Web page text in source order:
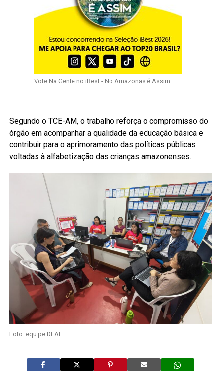
Vote Na Gente no iBest - No Amazonas é Assim
Segundo o TCE-AM, o trabalho reforça o compromisso do
órgão em acompanhar a qualidade da educação básica e
contribuir para o aprimoramento das políticas públicas
voltadas à alfabetização das crianças amazonenses.
Foto: equipe DEAE